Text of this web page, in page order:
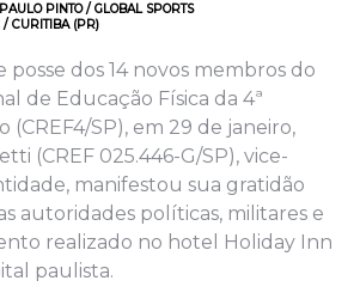
PINTO / GLOBAL SPORTS
CURITIBA (PR)
posse dos 14 novos membros do
de Educação Física da 4ª
(CREF4/SP), em 29 de janeiro,
(CREF 025.446-G/SP), vice-
manifestou sua gratidão
autoridades políticas, militares e
realizado no hotel Holiday Inn
paulista.